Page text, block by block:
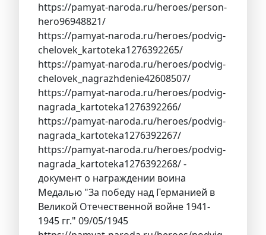
https://pamyat-naroda.ru/heroes/person-
hero96948821/
https://pamyat-naroda.ru/heroes/podvig-
chelovek_kartoteka1276392265/
https://pamyat-naroda.ru/heroes/podvig-
chelovek_nagrazhdenie42608507/
https://pamyat-naroda.ru/heroes/podvig-
nagrada_kartoteka1276392266/
https://pamyat-naroda.ru/heroes/podvig-
nagrada_kartoteka1276392267/
https://pamyat-naroda.ru/heroes/podvig-
nagrada_kartoteka1276392268/ -
документ о награждении воина
Медалью "За победу над Германией в
Великой Отечественной войне 1941-
1945 гг." 09/05/1945